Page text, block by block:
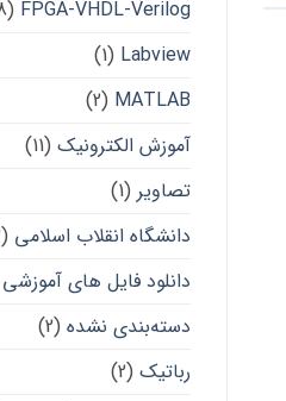
FPGA-VHDL-Verilog
(8)
Labview
(1)
MATLAB
(2)
آموزش الکترونیک (11)
تصاویر (1)
دانشگاه انقلاب اسلامی (3)
دانلود فایل های آموزشی
دسته‌بندی نشده (2)
رباتیک (2)